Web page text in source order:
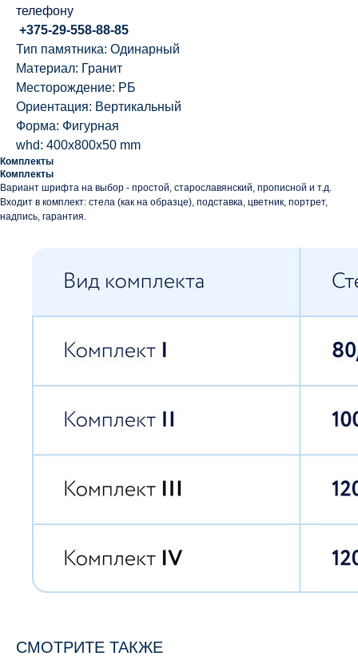
телефону
+375-29-558-88-85
Тип памятника: Одинарный
Материал: Гранит
Месторождение: РБ
Ориентация: Вертикальный
Форма: Фигурная
whd: 400x800x50 mm
Комплекты
Комплекты
Вариант шрифта на выбор - простой, старославянский, прописной и т.д.
Входит в комплект: стела (как на образце), подставка, цветник, портрет,
надпись, гарантия.
СМОТРИТЕ ТАКЖЕ